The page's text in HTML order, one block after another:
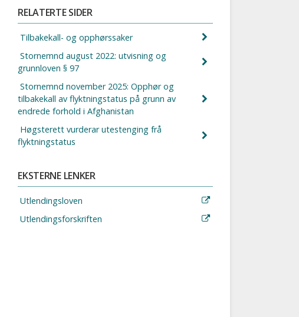
RELATERTE SIDER
Tilbakekall- og opphørssaker
Stornemnd august 2022: utvisning og
grunnloven § 97
Stornemnd november 2025: Opphør og
tilbakekall av flyktningstatus på grunn av
endrede forhold i Afghanistan
Høgsterett vurderar utestenging frå
flyktningstatus
EKSTERNE LENKER
Utlendingsloven
Utlendingsforskriften